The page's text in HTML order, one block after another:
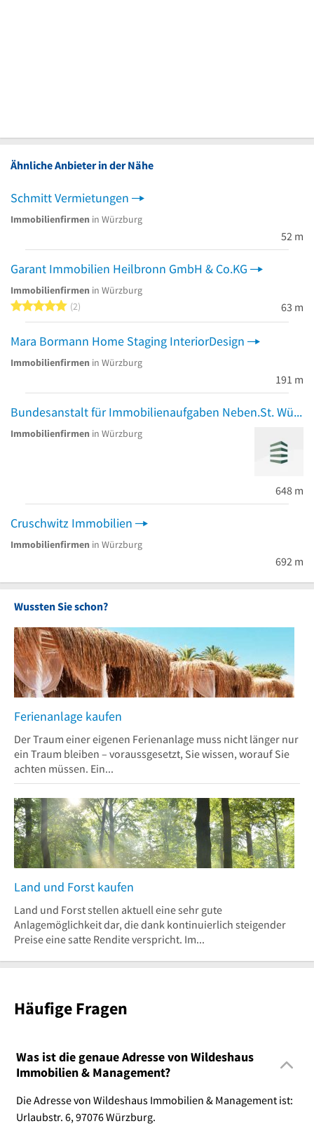
Ähnliche Anbieter in der Nähe
Schmitt Vermietungen
Immobilienfirmen in Würzburg
52 m
Garant Immobilien Heilbronn GmbH & Co.KG
Immobilienfirmen in Würzburg
5 von 5 Sternen
2 63 m
Mara Bormann Home Staging InteriorDesign
Immobilienfirmen in Würzburg
191 m
Bundesanstalt für Immobilienaufgaben Neben.St. Würzburg
Immobilienfirmen in Würzburg
648 m
Cruschwitz Immobilien
Immobilienfirmen in Würzburg
692 m
Wussten Sie schon?
Ferienanlage kaufen
Der Traum einer eigenen Ferienanlage muss nicht länger nur
ein Traum bleiben – voraussgesetzt, Sie wissen, worauf Sie
achten müssen. Ein...
Land und Forst kaufen
Land und Forst stellen aktuell eine sehr gute
Anlagemöglichkeit dar, die dank kontinuierlich steigender
Preise eine satte Rendite verspricht. Im...
Häufige Fragen
Was ist die genaue Adresse von Wildeshaus
Immobilien & Management?
Die Adresse von Wildeshaus Immobilien & Management ist:
Urlaubstr. 6, 97076 Würzburg.